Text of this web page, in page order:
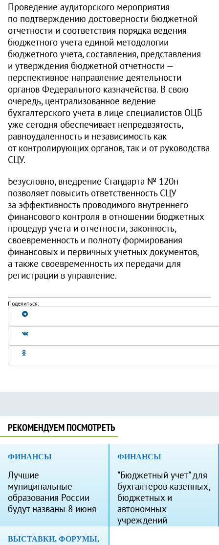
Проведение аудиторского мероприятия
по подтверждению достоверности бюджетной
отчетности и соответствия порядка ведения
бюджетного учета единой методологии
бюджетного учета, составления, представления
и утверждения бюджетной отчетности —
перспективное направление деятельности
органов Федерального казначейства. В свою
очередь, централизованное ведение
бухгалтерского учета в лице специалистов ОЦБ
уже сегодня обеспечивает непредвзятость,
равноудаленность и независимость как
от контролирующих органов, так и от руководства
СЦУ.
Безусловно, внедрение Стандарта № 120н
позволяет повысить ответственность СЦУ
за эффективность проводимого внутреннего
финансового контроля в отношении бюджетных
процедур учета и отчетности, законность,
своевременность и полноту формирования
финансовых и первичных учетных документов,
а также своевременность их передачи для
регистрации в управление.
Поделиться:
РЕКОМЕНДУЕМ ПОСМОТРЕТЬ
ФИНАНСЫ
Лучшие
муниципальные
образования России
будут названы 8 июня
ФИНАНСЫ
"Бюджетный учет" для
бухгалтеров казенных,
бюджетных и
автономных
учреждений
ВЫСТАВКИ, ФОРУМЫ,